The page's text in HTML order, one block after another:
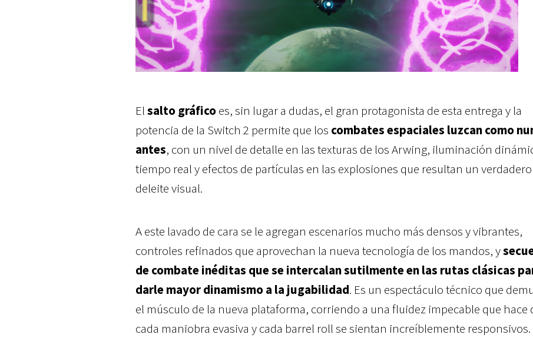
Elsalto gráficoes, sin lugar a dudas, el gran protagonista de esta entrega y la
potencia de la Switch 2 permite que los combates espaciales luzcan como
antes, con un nivel de detalle en las texturas de los Arwing, iluminación
tiempo real y efectos de partículas en las explosiones que resultan un verdadero
deleite visual.
A este lavado de cara se le agregan escenarios mucho más densos y vibrantes,
controles refinados que aprovechan la nueva tecnología de los mandos, y
de combate inéditas que se intercalan sutilmente en las rutas clásicas
darle mayor dinamismo a la jugabilidad. Es un espectáculo técnico que
el músculo de la nueva plataforma, corriendo a una fluidez impecable que hace
cada maniobra evasiva y cada barrel roll se sientan increíblemente responsivos.